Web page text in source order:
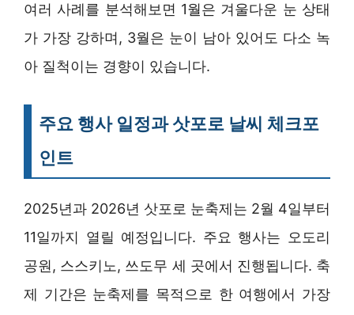
여러 사례를 분석해보면 1월은 겨울다운 눈 상태
가 가장 강하며, 3월은 눈이 남아 있어도 다소 녹
아 질척이는 경향이 있습니다.
주요 행사 일정과삿포로 날씨 체크포
인트
2025년과 2026년 삿포로 눈축제는 2월 4일부터
11일까지 열릴 예정입니다. 주요 행사는 오도리
공원, 스스키노, 쓰도무 세 곳에서 진행됩니다. 축
제 기간은 눈축제를 목적으로 한 여행에서 가장